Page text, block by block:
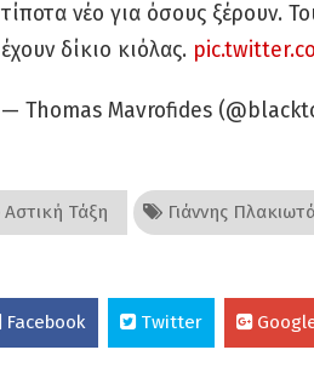
τίποτα νέο για όσους ξέρουν.
έχουν δίκιο κιόλας.
— Thomas Mavrofides
Αστική Τάξη Γιάννης
Facebook Twitter